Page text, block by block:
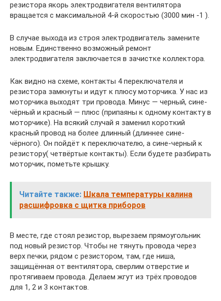
резистора якорь электродвигателя вентилятора
вращается с максимальной 4-й скоростью (3000 мин -1 ).
В случае выхода из строя электродвигатель замените
новым. Единственно возможный ремонт
электродвигателя заключается в зачистке коллектора.
Как видно на схеме, контакты 4 переключателя и
резистора замкнуты и идут к плюсу моторчика. У нас из
моторчика выходят три провода. Минус — черный, сине-
чёрный и красный — плюс (припаяны к одному контакту в
моторчике). На всякий случай я заменил короткий
красный провод на более длинный (длиннее сине-
чёрного). Он пойдёт к переключателю, а сине-черный к
резистору( четвёртые контакты). Если будете разбирать
моторчик, пометьте крышку.
Читайте также: Шкала температуры калина
расшифровка с щитка приборов
В месте, где стоял резистор, вырезаем прямоугольник
под новый резистор. Чтобы не тянуть провода через
верх печки, рядом с резистором, там, где ниша,
защищённая от вентилятора, сверлим отверстие и
протягиваем провода. Делаем жгут из трёх проводов
для 1, 2 и 3 контактов.